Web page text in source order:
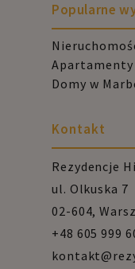
Popularne
Domy w
Kontakt
Rezydencje
ul. Olkuska 7
02-604,
+48 605 999